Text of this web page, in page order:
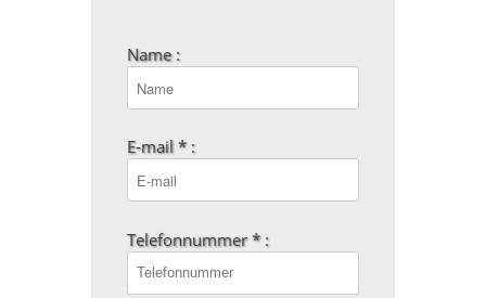
Name :
E-mail * :
Telefonnummer * :